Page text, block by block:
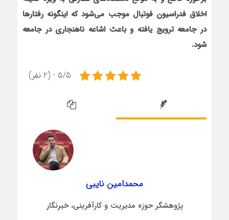
اخلاق فدراسیون فوتبال موجب می‌شود که اینگونه رفتارها
در جامعه ترویج یافته و باعث اشاعه ناهنجاری در جامعه
شود.
5/5 - (2 نفر)
محمدامین نایبی
پژوهشگر حوزه مدیریت و کارآفرینی، خبرنگار